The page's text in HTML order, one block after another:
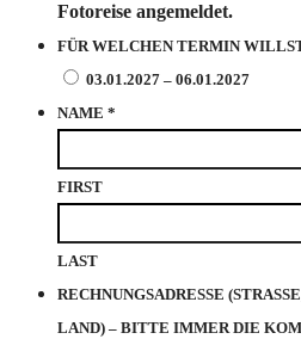
Fotoreise angemeldet.
FÜR WELCHEN TERMIN
03.01.2027 – 06.01.2027
NAME *
FIRST
LAST
RECHNUNGSADRESSE
LAND) – BITTE IMMER DIE